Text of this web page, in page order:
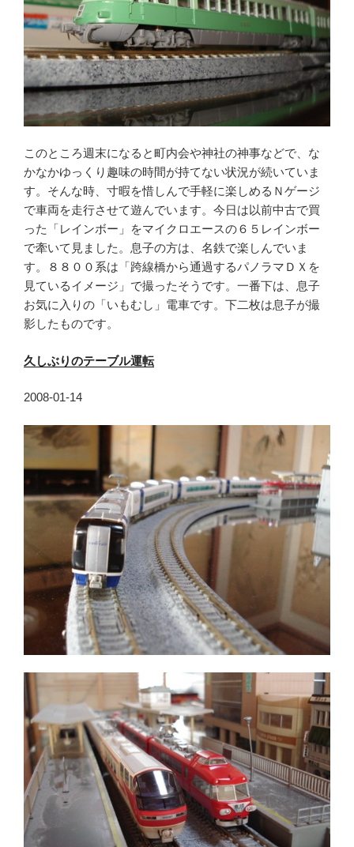
このところ週末になると町内会や神社の神事などで、な
かなかゆっくり趣味の時間が持てない状況が続いていま
す。そんな時、寸暇を惜しんで手軽に楽しめるＮゲージ
で車両を走行させて遊んでいます。今日は以前中古で買
った「レインボー」をマイクロエースの６５レインボー
で牽いて見ました。息子の方は、名鉄で楽しんでいま
す。８８００系は「跨線橋から通過するパノラマＤＸを
見ているイメージ」で撮ったそうです。一番下は、息子
お気に入りの「いもむし」電車です。下二枚は息子が撮
影したものです。
久しぶりのテーブル運転
2008-01-14